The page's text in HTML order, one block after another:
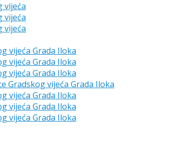
vijeća
vijeća
vijeća
vijeća Grada Iloka
vijeća Grada Iloka
vijeća Grada Iloka
Gradskog vijeća Grada Iloka
vijeća Grada Iloka
vijeća Grada Iloka
vijeća Grada Iloka